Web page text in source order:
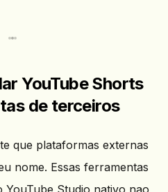
YouTube Shorts
de terceiros
que plataformas externas
nome. Essas ferramentas
Studio nativo nao